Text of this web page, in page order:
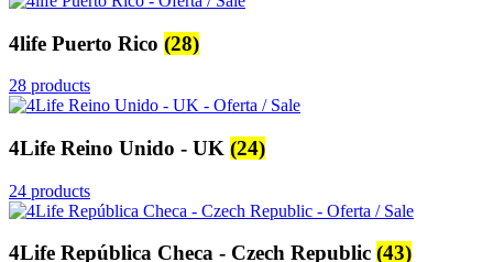
4life Puerto Rico (28)
28 products
4Life Reino Unido - UK (24)
24 products
4Life República Checa - Czech Republic (43)